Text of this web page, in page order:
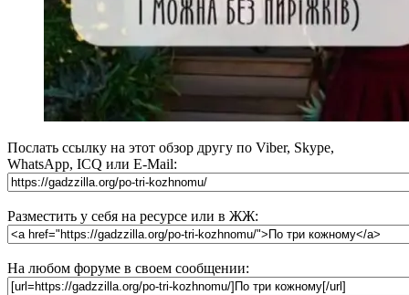
Послать ссылку на этот обзор другу по Viber, Skype,
WhatsApp, ICQ или E-Mail:
Разместить у себя на ресурсе или в ЖЖ:
На любом форуме в своем сообщении: